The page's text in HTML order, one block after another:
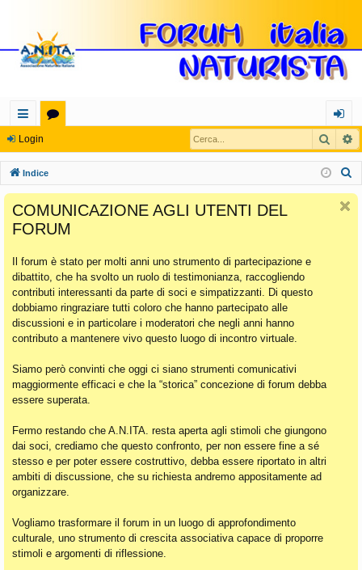
oll
eg
a
m
en
ti
Ra
pi
di
u
m
og
in
Login Cerca
Indice
COMUNICAZIONE AGLI UTENTI DEL
FORUM
Il forum è stato per molti anni uno strumento di partecipazione e
dibattito, che ha svolto un ruolo di testimonianza, raccogliendo
contributi interessanti da parte di soci e simpatizzanti. Di questo
dobbiamo ringraziare tutti coloro che hanno partecipato alle
discussioni e in particolare i moderatori che negli anni hanno
contributo a mantenere vivo questo luogo di incontro virtuale.
Siamo però convinti che oggi ci siano strumenti comunicativi
maggiormente efficaci e che la “storica” concezione di forum debba
essere superata.
Fermo restando che A.N.ITA. resta aperta agli stimoli che giungono
dai soci, crediamo che questo confronto, per non essere fine a sé
stesso e per poter essere costruttivo, debba essere riportato in altri
ambiti di discussione, che su richiesta andremo appositamente ad
organizzare.
Vogliamo trasformare il forum in un luogo di approfondimento
culturale, uno strumento di crescita associativa capace di proporre
stimoli e argomenti di riflessione.